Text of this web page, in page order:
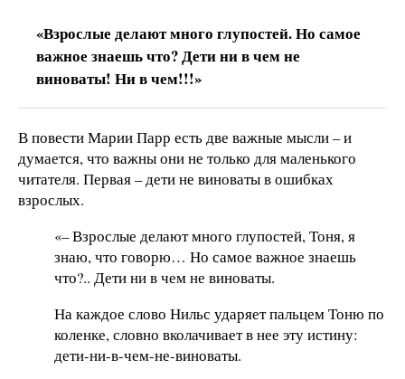
«Взрослые делают много глупостей. Но самое
важное знаешь что? Дети ни в чем не
виноваты! Ни в чем!!!»
В повести Марии Парр есть две важные мысли – и
думается, что важны они не только для маленького
читателя. Первая – дети не виноваты в ошибках
взрослых.
«– Взрослые делают много глупостей, Тоня, я
знаю, что говорю… Но самое важное знаешь
что?.. Дети ни в чем не виноваты.
На каждое слово Нильс ударяет пальцем Тоню по
коленке, словно вколачивает в нее эту истину:
дети-ни-в-чем-не-виноваты.